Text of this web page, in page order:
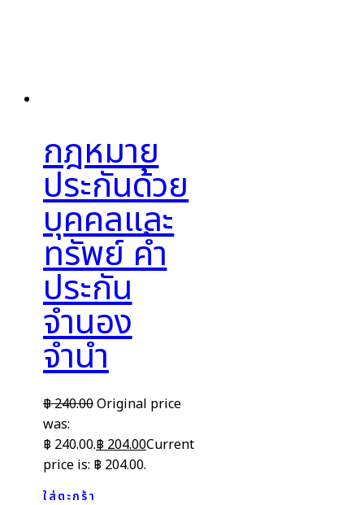
กฎหมาย
ประกันด้วย
บุคคลและ
ทรัพย์ ค้ำ
ประกัน
จำนอง
จำนำ
฿240.00Original price
was:
฿ 240.00.฿ 204.00Current
price is: ฿ 204.00.
ใส่ตะกร้า